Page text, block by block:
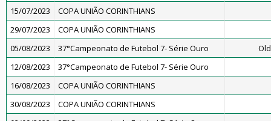
15/07/2023
COPA UNIÃO CORINTHIANS
29/07/2023
COPA UNIÃO CORINTHIANS
05/08/2023
37°Campeonato de Futebol 7- Série Ouro
12/08/2023
37°Campeonato de Futebol 7- Série Ouro
16/08/2023
COPA UNIÃO CORINTHIANS
30/08/2023
COPA UNIÃO CORINTHIANS